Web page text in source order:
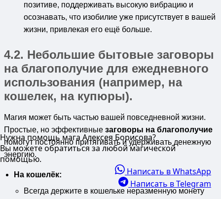
Нужна помощь мага Алексея Борисова?
Вы можете обратиться за любой магической
помощью.
Написать в WhatsApp
Написать в Telegram
позитиве, поддерживать высокую вибрацию и
осознавать, что изобилие уже присутствует в вашей
жизни, привлекая его ещё больше.
4.2. Небольшие бытовые заговоры
на благополучие для ежедневного
использования (например, на
кошелек, на купюры).
Магия может быть частью вашей повседневной жизни.
Простые, но эффективные заговоры на благополучие
помогут постоянно притягивать и удерживать денежную
энергию.
На кошелёк:
Всегда держите в кошельке неразменную монету